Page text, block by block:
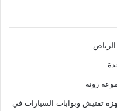
زونة
تفتيش وبوابات السيارات في